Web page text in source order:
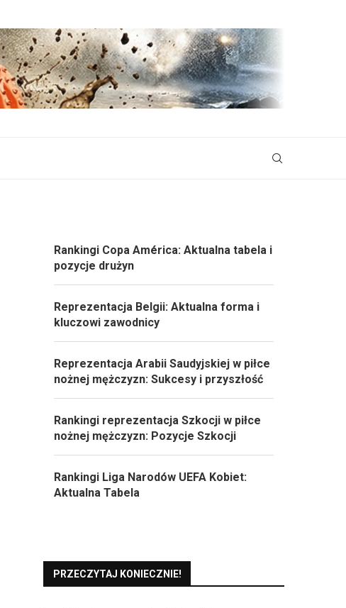
Rankingi Copa América: Aktualna tabela i
pozycje drużyn
Reprezentacja Belgii: Aktualna forma i
kluczowi zawodnicy
Reprezentacja Arabii Saudyjskiej w piłce
nożnej mężczyzn: Sukcesy i przyszłość
Rankingi reprezentacja Szkocji w piłce
nożnej mężczyzn: Pozycje Szkocji
Rankingi Liga Narodów UEFA Kobiet:
Aktualna Tabela
PRZECZYTAJ KONIECZNIE!